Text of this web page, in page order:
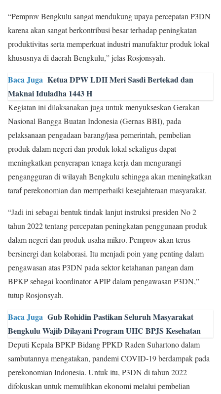
“Pemprov Bengkulu sangat mendukung upaya percepatan P3DN
karena akan sangat berkontribusi besar terhadap peningkatan
produktivitas serta memperkuat industri manufaktur produk lokal
khususnya di daerah Bengkulu,” jelas Rosjonsyah.
Baca Juga Ketua DPW LDII Meri Sasdi Bertekad dan
Maknai Iduladha 1443 H
Kegiatan ini dilaksanakan juga untuk menyukseskan Gerakan
Nasional Bangga Buatan Indonesia (Gernas BBI), pada
pelaksanaan pengadaan barang/jasa pemerintah, pembelian
produk dalam negeri dan produk lokal sekaligus dapat
meningkatkan penyerapan tenaga kerja dan mengurangi
pengangguran di wilayah Bengkulu sehingga akan meningkatkan
taraf perekonomian dan memperbaiki kesejahteraan masyarakat.
“Jadi ini sebagai bentuk tindak lanjut instruksi presiden No 2
tahun 2022 tentang percepatan peningkatan penggunaan produk
dalam negeri dan produk usaha mikro. Pemprov akan terus
bersinergi dan kolaborasi. Itu menjadi poin yang penting dalam
pengawasan atas P3DN pada sektor ketahanan pangan dam
BPKP sebagai koordinator APIP dalam pengawasan P3DN,”
tutup Rosjonsyah.
Baca Juga Gub Rohidin Pastikan Seluruh Masyarakat
Bengkulu Wajib Dilayani Program UHC BPJS Kesehatan
Deputi Kepala BPKP Bidang PPKD Raden Suhartono dalam
sambutannya mengatakan, pandemi COVID-19 berdampak pada
perekonomian Indonesia. Untuk itu, P3DN di tahun 2022
difokuskan untuk memulihkan ekonomi melalui pembelian